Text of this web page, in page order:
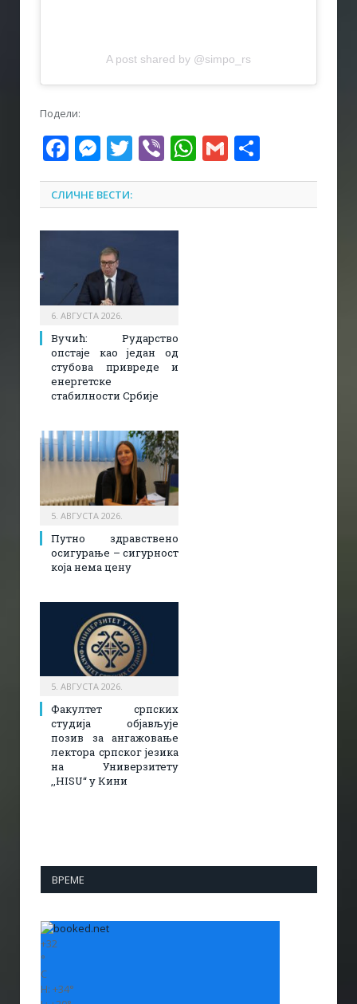
A post shared by @simpo_rs
Подели:
Facebook
Messenger
Twitter
ViberWhatsApp
Gmail
СЛИЧНЕ ВЕСТИ:
6. АВГУСТА 2026.
Вучић: Рударство
опстаје као један од
стубова привреде и
енергетске
стабилности Србије
5. АВГУСТА 2026.
Путно здравствено
осигурање – сигурност
која нема цену
5. АВГУСТА 2026.
Факултет српских
студија објављује
позив за ангажовање
лектора српског језика
на Универзитету
,,HISU“ у Кини
ВРЕМЕ
+32
°
C
H: +34°